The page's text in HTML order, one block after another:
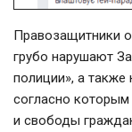
Правозащитники
грубо нарушают
полиции», а
согласно
и свободы